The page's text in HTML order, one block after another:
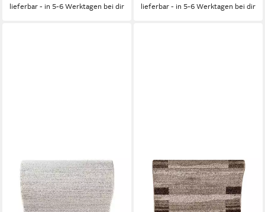
lieferbar - in 5-6 Werktagen bei dir lieferbar - in 5-6 Werktagen bei dir